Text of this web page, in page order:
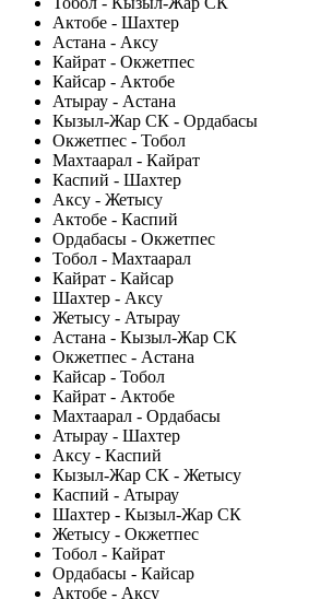
Актобе - Шахтер
Астана - Аксу
Кайрат - Окжетпес
Кайсар - Актобе
Атырау - Астана
Кызыл-Жар СК - Ордабасы
Окжетпес - Тобол
Махтаарал - Кайрат
Каспий - Шахтер
Аксу - Жетысу
Актобе - Каспий
Ордабасы - Окжетпес
Тобол - Махтаарал
Кайрат - Кайсар
Шахтер - Аксу
Жетысу - Атырау
Астана - Кызыл-Жар СК
Окжетпес - Астана
Кайсар - Тобол
Кайрат - Актобе
Махтаарал - Ордабасы
Атырау - Шахтер
Аксу - Каспий
Кызыл-Жар СК - Жетысу
Каспий - Атырау
Шахтер - Кызыл-Жар СК
Жетысу - Окжетпес
Тобол - Кайрат
Ордабасы - Кайсар
Актобе - Аксу